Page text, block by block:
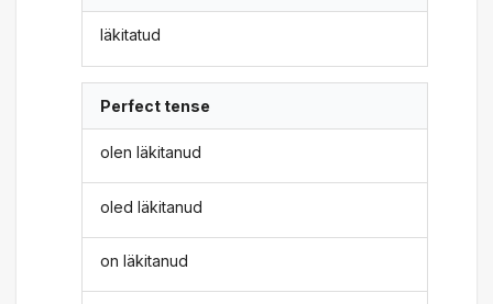
läkitatud
Perfect tense
olen läkitanud
oled läkitanud
on läkitanud